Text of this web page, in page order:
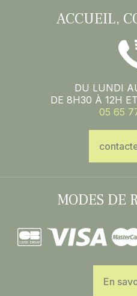
ACCUEIL,
DU LUNDI
DE 8H30 À 12H
05 65
MODES DE
En